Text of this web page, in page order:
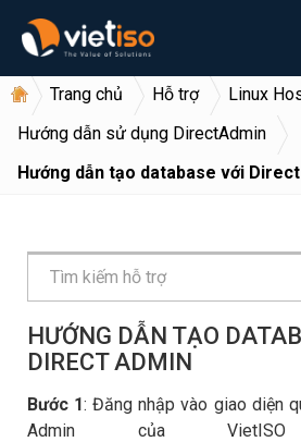
Trang chủ Hỗ trợ
Linux
Hướng dẫn sử dụng DirectAdmin
Hướng dẫn tạo database với
HƯỚNG DẪN TẠO
DIRECT ADMIN
Bước 1: Đăng nhập vào giao diện
Admin của